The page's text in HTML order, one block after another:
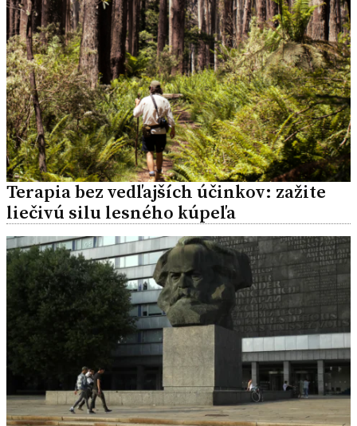
Terapia bez vedľajších účinkov: zažite
liečivú silu lesného kúpeľa